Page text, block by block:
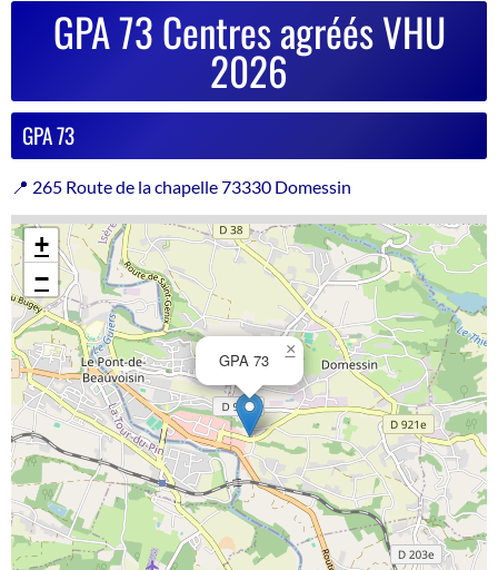
GPA 73 Centres agréés VHU
2026
GPA 73
📍 265 Route de la chapelle 73330 Domessin
GPA 73
×
+
−